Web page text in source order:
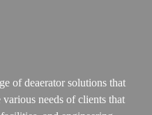
of deaerator solutions that
needs of clients that